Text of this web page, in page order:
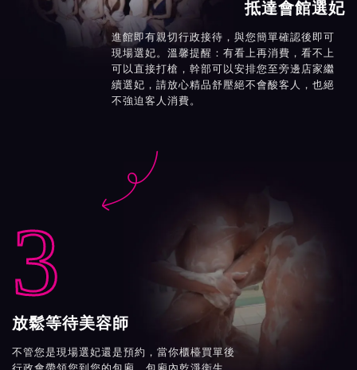
抵達會館選妃
進館即有親切行政接待，與您簡單確認後即可
現場選妃。溫馨提醒：有看上再消費，看不上
可以直接打槍，幹部可以安排您至旁邊店家繼
續選妃，請放心精品舒壓絕不會酸客人，也絕
不強迫客人消費。

3
放鬆等待美容師
不管您是現場選妃還是預約，當你櫃檯買單後